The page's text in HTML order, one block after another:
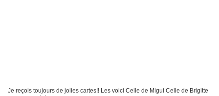
Je reçois toujours de jolies cartes!! Les voici Celle de Migui Celle de Brigitte